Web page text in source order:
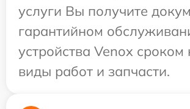
услуги Вы получите
гарантийном
устройства Venox сроком
виды работ и запчасти.